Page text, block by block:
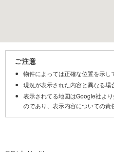
ご注意
物件によっては正確な位置を示し
現況が表示された内容と異なる場
表示されてる地図はGoogle社よ
のであり、表示内容についての責